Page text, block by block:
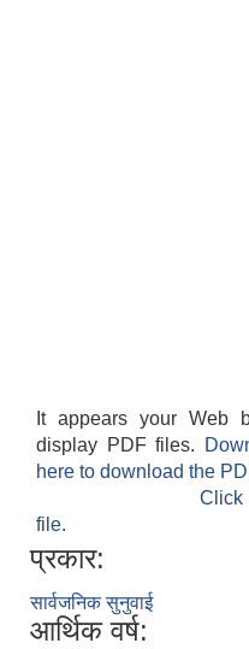
It appears your Web
display PDF files.
here to download the
file.
प्रकार:
सार्वजनिक सुनुवाई
आर्थिक वर्ष: